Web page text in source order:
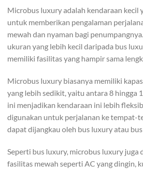
Microbus luxury adalah kendaraan kecil
untuk memberikan pengalaman
mewah dan nyaman bagi
ukuran yang lebih kecil daripada bus
memiliki fasilitas yang hampir sama
Microbus luxury biasanya memiliki
yang lebih sedikit, yaitu antara 8 hingga
ini menjadikan kendaraan ini lebih
digunakan untuk perjalanan ke tempat-
dapat dijangkau oleh bus luxury atau
Seperti bus luxury, microbus luxury juga
fasilitas mewah seperti AC yang dingin,